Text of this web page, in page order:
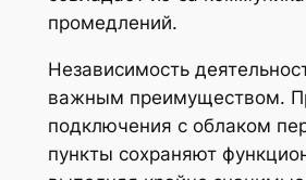
промедлений.
Независимость
важным преимуществом.
подключения с облаком
пункты сохраняют